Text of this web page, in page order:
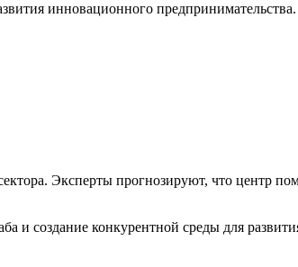
инновационного
Эксперты прогнозируют, что центр
и создание конкурентной среды для